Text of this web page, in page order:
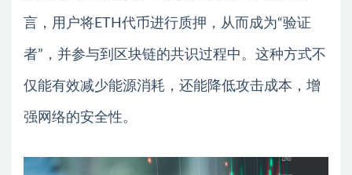
言，用户将ETH代币进行质押，从而成为“验证
者”，并参与到区块链的共识过程中。这种方式不
仅能有效减少能源消耗，还能降低攻击成本，增
强网络的安全性。